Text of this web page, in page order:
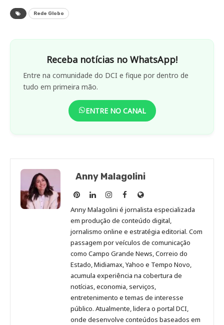
Rede Globo
Receba notícias no WhatsApp!
Entre na comunidade do DCI e fique por dentro de
tudo em primeira mão.
ENTRE NO CANAL
Anny Malagolini
Anny
Malagolini
no
Pinterest
Anny
Malagolini
no
LinkedIn
Anny
Malagolini
no
Instagram
Anny
Malagolini
no
Facebook
Site
de
Anny
Malagolini
Anny Malagolini é jornalista especializada
em produção de conteúdo digital,
jornalismo online e estratégia editorial. Com
passagem por veículos de comunicação
como Campo Grande News, Correio do
Estado, Midiamax, Yahoo e Tempo Novo,
acumula experiência na cobertura de
notícias, economia, serviços,
entretenimento e temas de interesse
público. Atualmente, lidera o portal DCI,
onde desenvolve conteúdos baseados em